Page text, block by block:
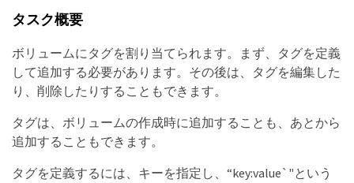
タスク概要
ボリュームにタグを割り当てられます。まず、タグを定義
して追加する必要があります。その後は、タグを編集した
り、削除したりすることもできます。
タグは、ボリュームの作成時に追加することも、あとから
追加することもできます。
タグを定義するには、キーを指定し、“key:value`"という